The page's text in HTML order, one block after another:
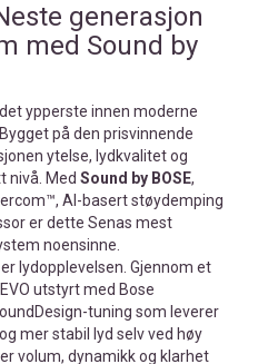
generasjon
med Sound by
ypperste innen moderne
på den prisvinnende
ytelse, lydkvalitet og
nivå. Med Sound by BOSE,
AI-basert støydemping
er dette Senas mest
noensinne.
lydopplevelsen. Gjennom et
utstyrt med Bose
tuning som leverer
mer stabil lyd selv ved høy
volum, dynamikk og klarhet